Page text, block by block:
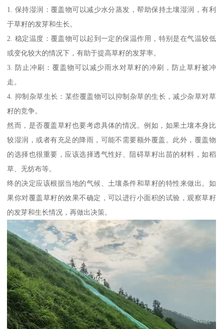
1. 保持湿润：覆盖物可以减少水分蒸发，帮助保持土壤湿润，有利
于草籽的发芽和生长。
2. 稳定温度：覆盖物可以起到一定的保温作用，特别是在气温较低
或变化较大的情况下，有助于提高草籽的发芽率。
3. 防止冲刷：覆盖物可以减少雨水对草籽的冲刷，防止草籽被冲
走。
4. 抑制杂草生长：某些覆盖物可以抑制杂草的生长，减少杂草对草
籽的竞争。
然而，是否覆盖草籽也要考虑具体的情况。例如，如果土壤本身比
较湿润，或者有充足的降雨，可能不需要额外覆盖。此外，覆盖物
的选择也很重要，应该选择透气性好、阻碍草籽出苗的材料，如稻
草、无纺布等。
终的决定应该根据当地的气候、土壤条件和草籽的特性来做出。如
果你对覆盖草籽的效果不确定，可以进行小面积的试验，观察草籽
的发芽和生长情况，再做出决策。